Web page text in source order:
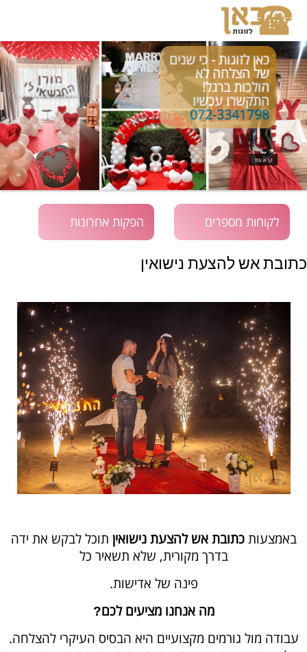
כאן לזוגות - כי שנים
של הצלחה לא
הולכות ברגל!
התקשרו עכשיו
072-3341798
קרא עוד
לקוחות מספרים הפקות אחרונות
כתובת אש להצעת נישואין
באמצעות כתובת אש להצעת נישואין תוכל לבקש את ידה
בדרך מקורית, שלא תשאיר כל
פינה של אדישות.
מה אנחנו מציעים לכם?
עבודה מול גורמים מקצועיים היא הבסיס העיקרי להצלחה.